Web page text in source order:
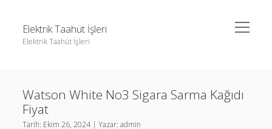
Elektrik Taahüt İşleri
Elektrik Taahüt İşleri
menüyü
aç
Liste
Sayfa Listesi
Instagram Gizli Story İzleme
Watson White No3 Sigara Sarma Kağıdı
Fiyat
Tarih: Ekim 26, 2024| Yazar:admin